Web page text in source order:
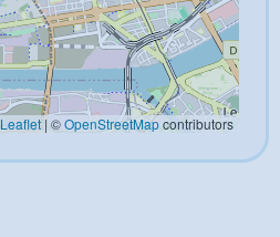
Leaflet | ©OpenStreetMapcontributors